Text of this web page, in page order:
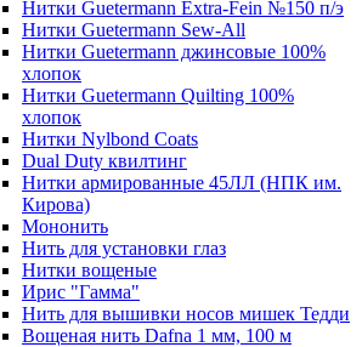
Нитки Guetermann Extra-Fein №150 п/э
Нитки Guetermann Sew-All
Нитки Guetermann джинсовые 100%
хлопок
Нитки Guetermann Quilting 100%
хлопок
Нитки Nylbond Coats
Dual Duty квилтинг
Нитки армированные 45ЛЛ (НПК им.
Кирова)
Мононить
Нить для установки глаз
Нитки вощеные
Ирис "Гамма"
Нить для вышивки носов мишек Тедди
Вощеная нить Dafna 1 мм, 100 м